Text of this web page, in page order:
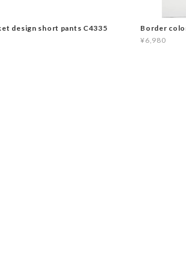
design short pants C4335
Border
¥6,980